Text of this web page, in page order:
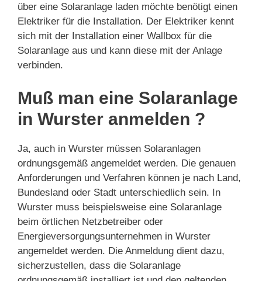
über eine Solaranlage laden möchte benötigt einen
Elektriker für die Installation. Der Elektriker kennt
sich mit der Installation einer Wallbox für die
Solaranlage aus und kann diese mit der Anlage
verbinden.
Muß man eine Solaranlage
in Wurster anmelden ?
Ja, auch in Wurster müssen Solaranlagen
ordnungsgemäß angemeldet werden. Die genauen
Anforderungen und Verfahren können je nach Land,
Bundesland oder Stadt unterschiedlich sein. In
Wurster muss beispielsweise eine Solaranlage
beim örtlichen Netzbetreiber oder
Energieversorgungsunternehmen in Wurster
angemeldet werden. Die Anmeldung dient dazu,
sicherzustellen, dass die Solaranlage